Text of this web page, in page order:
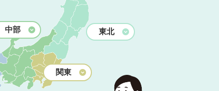
東北
関東
中部